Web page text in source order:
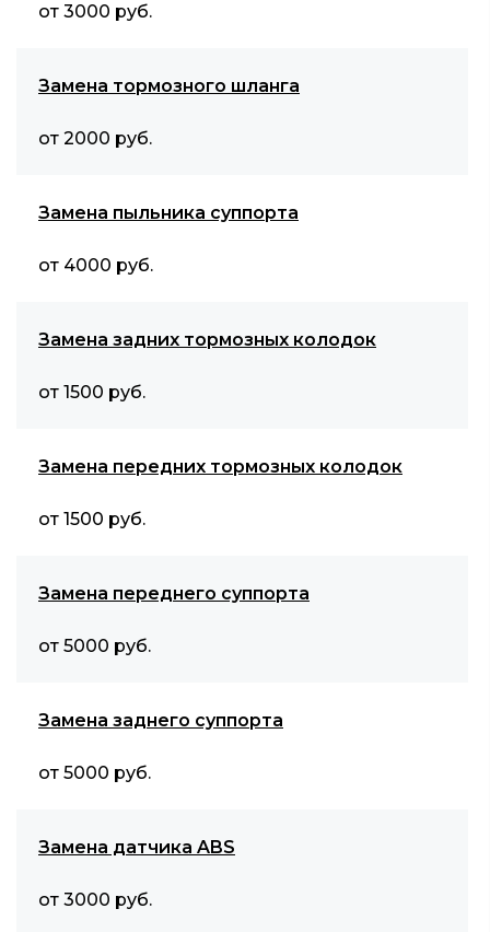
от 3000 руб.
Замена тормозного шланга
от 2000 руб.
Замена пыльника суппорта
от 4000 руб.
Замена задних тормозных колодок
от 1500 руб.
Замена передних тормозных колодок
от 1500 руб.
Замена переднего суппорта
от 5000 руб.
Замена заднего суппорта
от 5000 руб.
Замена датчика ABS
от 3000 руб.